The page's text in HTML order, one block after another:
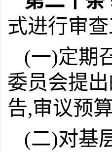
式进行审
(一)定期
委员会提
告,审议预
(二)对基